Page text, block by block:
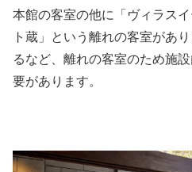
本館の客室の他に「ヴィラス
ト蔵」という離れの客室があ
るなど、離れの客室のため施
要があります。